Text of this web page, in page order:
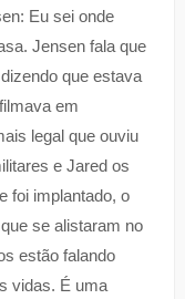
Eu sei onde
Jensen fala que
que estava
em
legal que ouviu
e Jared os
foi implantado, o
se alistaram no
estão falando
vidas. É uma